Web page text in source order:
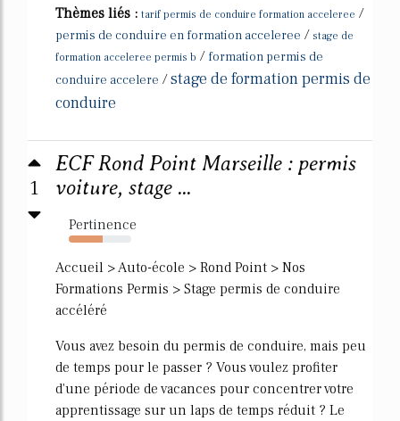
Thèmes liés : tarif permis de conduire formation acceleree /
permis de conduire en formation acceleree / stage de
formation acceleree permis b / formation permis de
conduire accelere /stage de formation permis de
conduire
1
ECF Rond Point Marseille : permis
voiture, stage ...
Pertinence
54%
Accueil > Auto-école > Rond Point > Nos
Formations Permis > Stage permis de conduire
accéléré
Vous avez besoin du permis de conduire, mais peu
de temps pour le passer ? Vous voulez profiter
d'une période de vacances pour concentrer votre
apprentissage sur un laps de temps réduit ? Le